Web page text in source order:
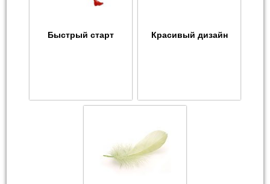
Быстрый старт Красивый дизайн